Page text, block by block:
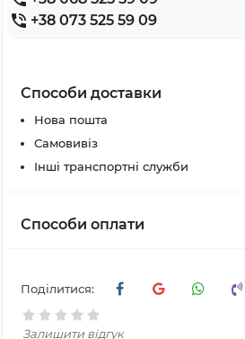
+38 073 525 59 09
Способи доставки
Нова пошта
Самовивіз
Інші транспортні служби
Способи оплати
Поділитися:
Залишити відгук